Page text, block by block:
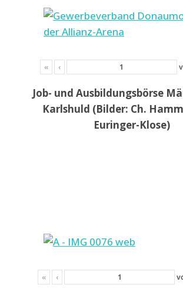
« ‹
Job- und Ausbildungsbörse
Karlshuld (Bilder: Ch.
Euringer-Klose)
« ‹